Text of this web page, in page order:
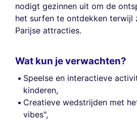
nodigt gezinnen uit om de
het surfen te ontdekken terwijl
Parijse attracties.
Wat kun je verwachten?
Speelse en interactieve
kinderen,
Creatieve wedstrijden met
vibes",